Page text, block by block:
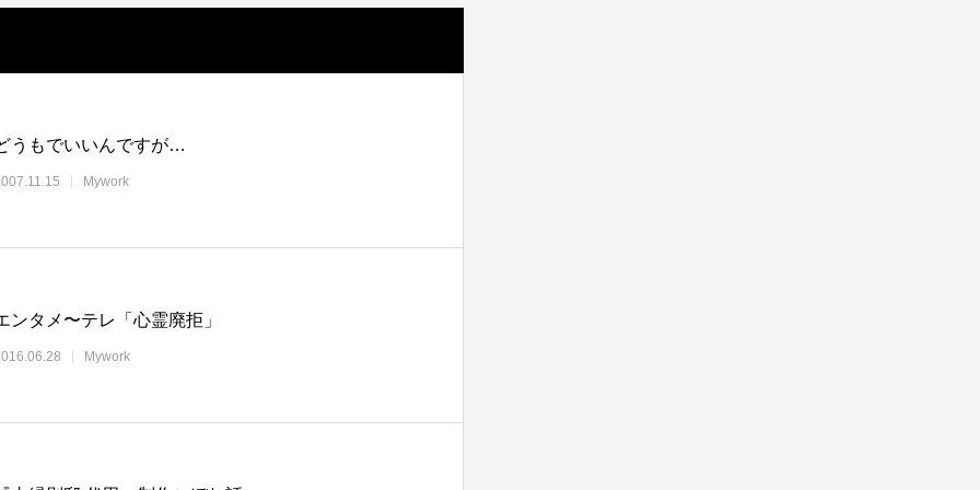
うもでいいんですが…
Mywork
ンタメ〜テレ「心霊廃拒」
Mywork